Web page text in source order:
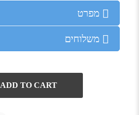
מפרט
משלוחים
ADD TO CART